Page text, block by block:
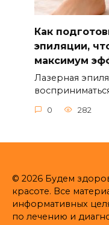
Как
эпиляции,
максимум
Лазерная
0 282
© 2026 Будем
красоте. Все
информативных
по лечению и